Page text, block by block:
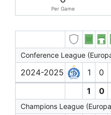
Per Game
Conference League
2024-2025 1 0
1
0
Champions League